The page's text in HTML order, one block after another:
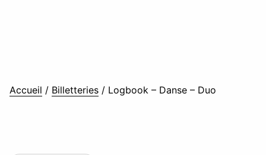
Accueil / Billetteries / Logbook – Danse – Duo